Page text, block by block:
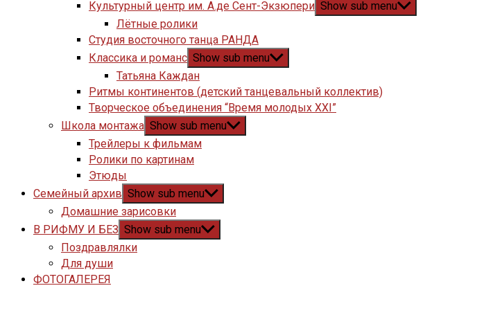
Культурный центр им. А.де Сент-Экзюпери Show sub menu
Лётные ролики
Студия восточного танца РАНДА
Классика и романс Show sub menu
Татьяна Каждан
Ритмы континентов (детский танцевальный коллектив)
Творческое объединения “Время молодых XXI”
Школа монтажа Show sub menu
Трейлеры к фильмам
Ролики по картинам
Этюды
Семейный архив Show sub menu
Домашние зарисовки
В РИФМУ И БЕЗ Show sub menu
Поздравлялки
Для души
ФОТОГАЛЕРЕЯ